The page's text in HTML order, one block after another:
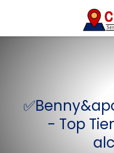
- Top